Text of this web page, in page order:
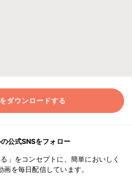
ダウンロードする
公式SNSをフォロー
」をコンセプトに、簡単においしく
画を毎日配信しています。